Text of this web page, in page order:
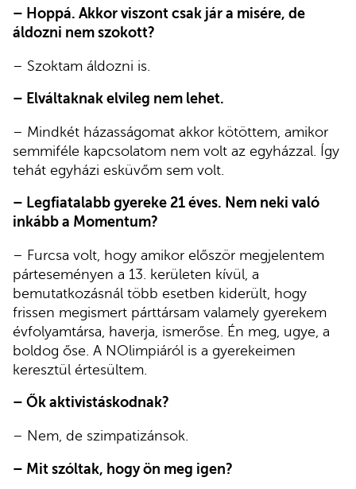
– Hoppá. Akkor viszont csak jár a misére, de
áldozni nem szokott?
– Szoktam áldozni is.
– Elváltaknak elvileg nem lehet.
– Mindkét házasságomat akkor kötöttem, amikor
semmiféle kapcsolatom nem volt az egyházzal. Így
tehát egyházi esküvőm sem volt.
– Legfiatalabb gyereke 21 éves. Nem neki való
inkább a Momentum?
– Furcsa volt, hogy amikor először megjelentem
párteseményen a 13. kerületen kívül, a
bemutatkozásnál több esetben kiderült, hogy
frissen megismert párttársam valamely gyerekem
évfolyamtársa, haverja, ismerőse. Én meg, ugye, a
boldog őse. A NOlimpiáról is a gyerekeimen
keresztül értesültem.
– Ők aktivistáskodnak?
– Nem, de szimpatizánsok.
– Mit szóltak, hogy ön meg igen?